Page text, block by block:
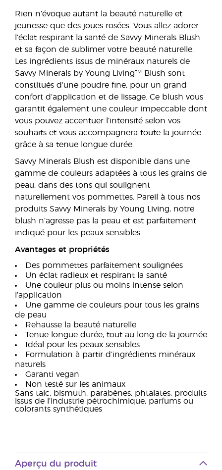
Rien n’évoque autant la beauté naturelle et
jeunesse que des joues rosées. Vous allez adorer
l’éclat respirant la santé de Savvy Minerals Blush
et sa façon de sublimer votre beauté naturelle.
Les ingrédients issus de minéraux naturels de
Savvy Minerals by Young Living™ Blush sont
constitués d’une poudre fine, pour un grand
confort d’application et de lissage. Ce blush vous
garantit également une couleur impeccable dont
vous pouvez accentuer l’intensité selon vos
souhaits et vous accompagnera toute la journée
grâce à sa tenue longue durée.
Savvy Minerals Blush est disponible dans une
gamme de couleurs adaptées à tous les grains de
peau, dans des tons qui soulignent
naturellement vos pommettes. Pareil à tous nos
produits Savvy Minerals by Young Living, notre
blush n’agresse pas la peau et est parfaitement
indiqué pour les peaux sensibles.
Avantages et propriétés
Des pommettes parfaitement soulignées
Un éclat radieux et respirant la santé
Une couleur plus ou moins intense selon
l’application
Une gamme de couleurs pour tous les grains
de peau
Rehausse la beauté naturelle
Tenue longue durée, tout au long de la journée
Idéal pour les peaux sensibles
Formulation à partir d’ingrédients minéraux
naturels
Garanti vegan
Non testé sur les animaux
Sans talc, bismuth, parabènes, phtalates, produits
issus de l’industrie pétrochimique, parfums ou
colorants synthétiques
Aperçu du produit